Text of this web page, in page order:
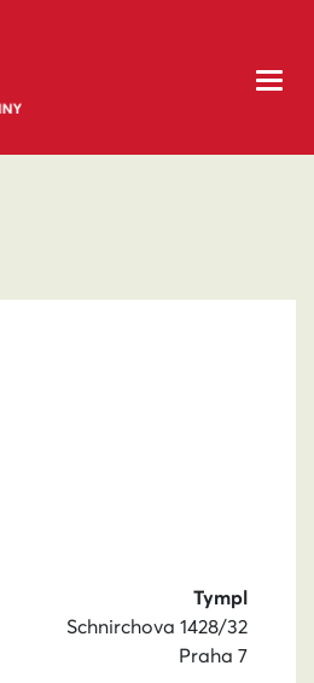
Tympl
Schnirchova 1428/32
Praha 7